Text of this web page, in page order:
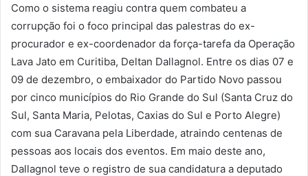
Como o sistema reagiu contra quem combateu a
corrupção foi o foco principal das palestras do ex-
procurador e ex-coordenador da força-tarefa da Operação
Lava Jato em Curitiba, Deltan Dallagnol. Entre os dias 07 e
09 de dezembro, o embaixador do Partido Novo passou
por cinco municípios do Rio Grande do Sul (Santa Cruz do
Sul, Santa Maria, Pelotas, Caxias do Sul e Porto Alegre)
com sua Caravana pela Liberdade, atraindo centenas de
pessoas aos locais dos eventos. Em maio deste ano,
Dallagnol teve o registro de sua candidatura a deputado